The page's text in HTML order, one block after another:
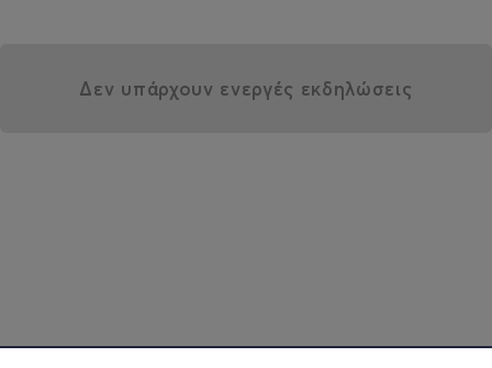
Δεν υπάρχουν ενεργές εκδηλώσεις